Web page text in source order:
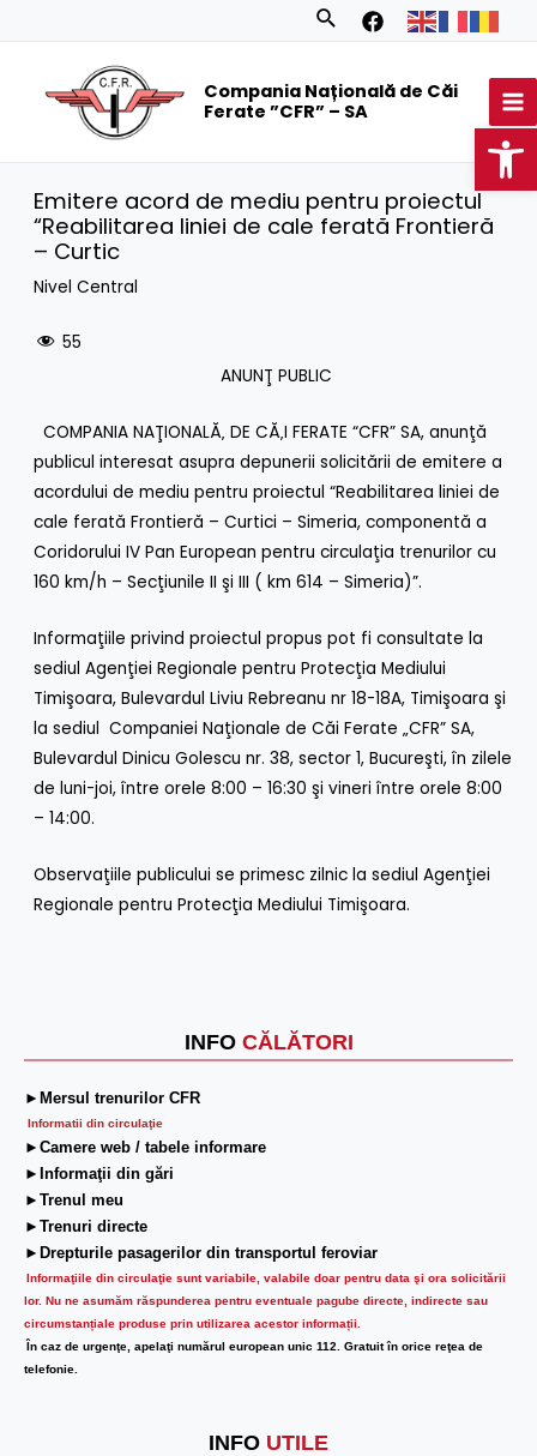
Search
Compania Națională de Căi
Ferate ”CFR” – SA
INFO CĂLĂTORI
►Mersul trenurilor CFR
Informatii din circulaţie
►Camere web / tabele informare
►Informaţii din gări
►Trenul meu
►Trenuri directe
►Drepturile pasagerilor din transportul feroviar
Informaţiile din circulaţie sunt variabile, valabile doar pentru data şi ora solicitării
lor. Nu ne asumăm răspunderea pentru eventuale pagube directe, indirecte sau
circumstanțiale produse prin utilizarea acestor informații.
În caz de urgenţe, apelaţi numărul european unic 112. Gratuit în orice reţea de
telefonie.
INFO UTILE
Emitere acord de mediu pentru proiectul
“Reabilitarea liniei de cale ferată Frontieră
– Curtic
Nivel Central
55
ANUNŢ PUBLIC
COMPANIA NAŢIONALĂ‚ DE CĂ‚I FERATE “CFR” SA, anunţă
publicul interesat asupra depunerii solicitării de emitere a
acordului de mediu pentru proiectul “Reabilitarea liniei de
cale ferată Frontieră – Curtici – Simeria, componentă a
Coridorului IV Pan European pentru circulaţia trenurilor cu
160 km/h – Secţiunile II şi III ( km 614 – Simeria)”.
Informaţiile privind proiectul propus pot fi consultate la
sediul Agenţiei Regionale pentru Protecţia Mediului
Timişoara, Bulevardul Liviu Rebreanu nr 18-18A, Timişoara şi
la sediul Companiei Naţionale de Căi Ferate „CFR” SA,
Bulevardul Dinicu Golescu nr. 38, sector 1, Bucureşti, în zilele
de luni-joi, între orele 8:00 – 16:30 şi vineri între orele 8:00
– 14:00.
Observaţiile publicului se primesc zilnic la sediul Agenţiei
Regionale pentru Protecţia Mediului Timişoara.